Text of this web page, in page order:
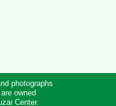
photographs
owned
Center.